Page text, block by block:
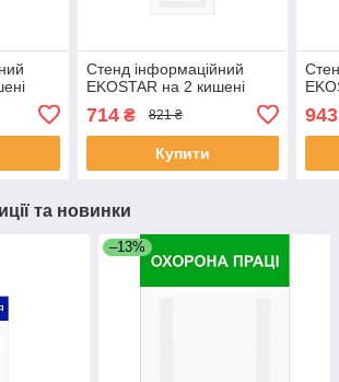
Стенд інформаційний
EKOSTAR на 2 кишені
714₴ 821 ₴
Купити
943
та новинки
–13%